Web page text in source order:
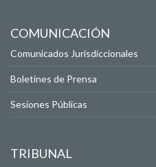
COMUNICACIÓN
Comunicados Jurisdiccionales
Boletines de Prensa
Sesiones Públicas
TRIBUNAL